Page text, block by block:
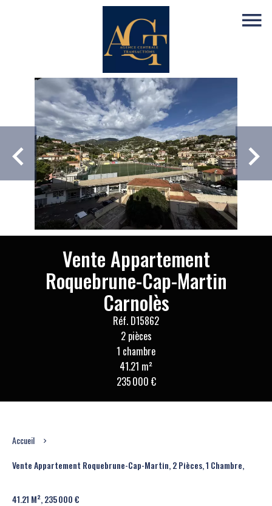
Vente Appartement
Roquebrune-Cap-Martin
Carnolès
Réf. D15862
2 pièces
1 chambre
41.21 m²
235 000 €
Accueil
Vente Appartement Roquebrune-Cap-Martin, 2 Pièces, 1 Chambre,
41.21 M², 235 000 €